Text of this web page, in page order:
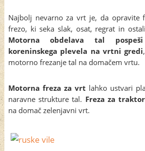
Najbolj nevarno za vrt je, da opravite
frezo, ki seka slak, osat, regrat in
Motorna obdelava tal pospeši
koreninskega plevela na vrtni gredi
motorno frezanje tal na domačem vrtu.
Motorna freza za vrt lahko ustvari
naravne strukture tal. Freza za traktor
na domač zelenjavni vrt.